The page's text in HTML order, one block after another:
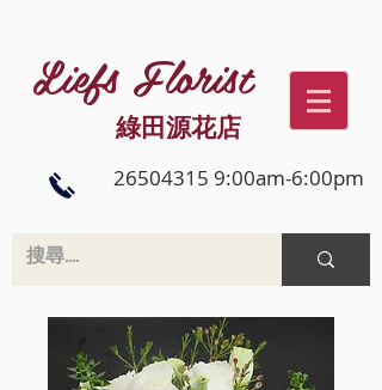
Liefs Florist
綠田源花店
26504315 9:00am-6:00pm